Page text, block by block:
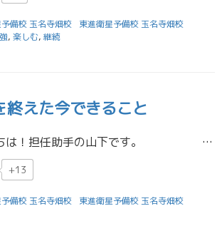
備校 玉名寺畑校
東進衛星予備校 玉名寺畑校
, 楽しむ, 継続
終えた今できること
こんにちは！担任助手の山下です。 新学期が始まって約１か月が経とうとしています。新型コロナウイルスの影響で、5月７日から３１日までの県立学校の休校延長 […]
+13
備校 玉名寺畑校 東進衛星予備校 玉名寺畑校